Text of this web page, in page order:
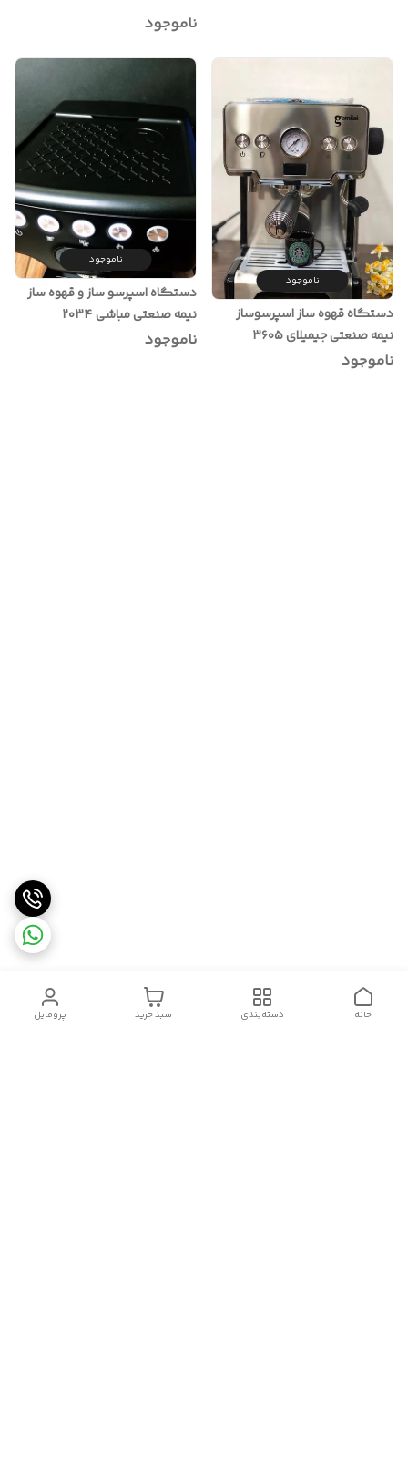
ناموجود
ناموجود
دستگاه قهوه ساز اسپرسوساز
نیمه صنعتی جیمیلای ۳۶۰۵
ناموجود
ناموجود
دستگاه اسپرسو ساز و قهوه ساز
نیمه صنعتی مباشی ۲۰۳۴
ناموجود
پروفایل سبد خرید دسته‌بندی خانه